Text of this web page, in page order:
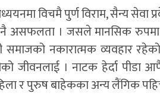
विचमै पुर्ण विराम, सैन्य सेवा
असफलता । जसले मानसिक रुपमा
समाजको नकारात्मक व्यवहार
जीवनलाई । नाटक हेर्दा
र पुरुष बाहेकका अन्य लैंगिक